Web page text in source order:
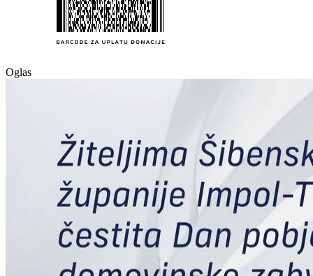
Oglas